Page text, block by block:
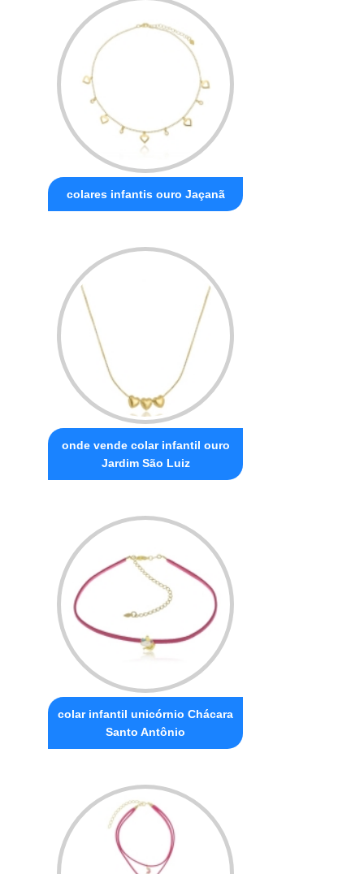
colares infantis ouro Jaçanã
onde vende colar infantil ouro
Jardim São Luiz
colar infantil unicórnio Chácara
Santo Antônio